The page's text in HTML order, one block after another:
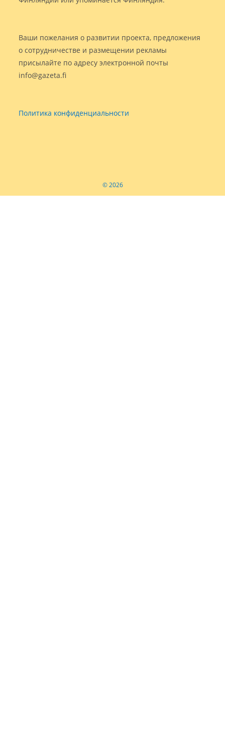
Ваши пожелания о развитии проекта, предложения
о сотрудничестве и размещении рекламы
присылайте по адресу электронной почты
info@gazeta.fi
Политика конфиденциальности
© 2026